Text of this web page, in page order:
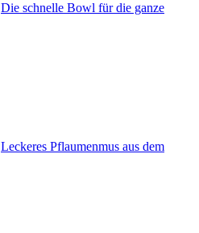
Die schnelle Bowl für die ganze
Leckeres Pflaumenmus aus dem